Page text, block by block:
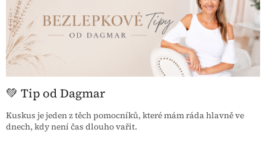
💚 Tip od Dagmar
Kuskus je jeden z těch pomocníků, které mám ráda hlavně ve
dnech, kdy není čas dlouho vařit.